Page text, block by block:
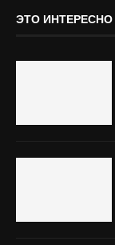
ЭТО ИНТЕРЕСНО